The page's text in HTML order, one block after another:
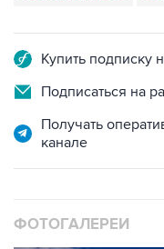
Купить подписку
Подписаться на
Получать
канале
ФОТОГАЛЕРЕИ